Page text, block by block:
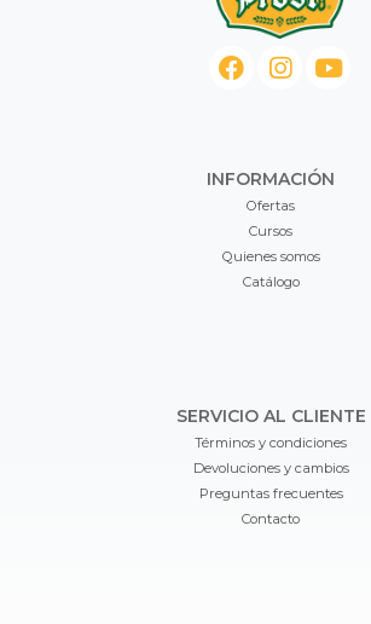
INFORMACIÓN
Ofertas
Cursos
Quienes somos
Catálogo
SERVICIO AL CLIENTE
Términos y condiciones
Devoluciones y cambios
Preguntas frecuentes
Contacto